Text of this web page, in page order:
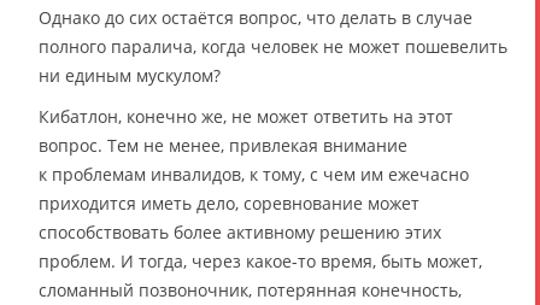
Однако до сих остаётся вопрос, что делать в случае
полного паралича, когда человек не может пошевелить
ни единым мускулом?
Кибатлон, конечно же, не может ответить на этот
вопрос. Тем не менее, привлекая внимание
к проблемам инвалидов, к тому, с чем им ежечасно
приходится иметь дело, соревнование может
способствовать более активному решению этих
проблем. И тогда, через какое-то время, быть может,
сломанный позвоночник, потерянная конечность,